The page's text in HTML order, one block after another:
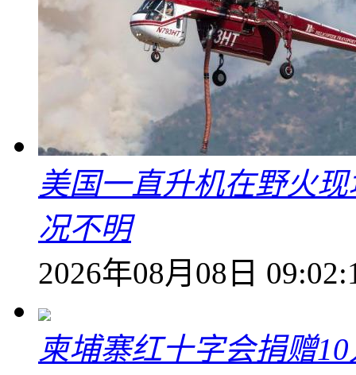
美国一直升机在野火
况不明
2026年08月08日
柬埔寨红十字会捐赠